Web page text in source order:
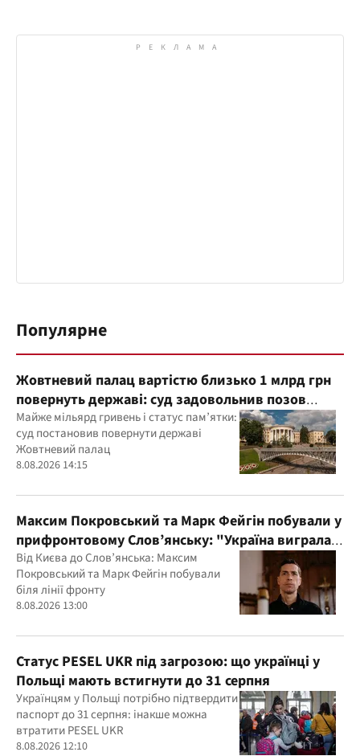
Популярне
Жовтневий палац вартістю близько 1 млрд грн
повернуть державі: суд задовольнив позов
прокуратури
Майже мільярд гривень і статус пам’ятки:
суд постановив повернути державі
Жовтневий палац
8.08.2026 14:15
Максим Покровський та Марк Фейгін побували у
прифронтовому Слов’янську: "Україна виграла
цю війну"
Від Києва до Слов’янська: Максим
Покровський та Марк Фейгін побували
біля лінії фронту
8.08.2026 13:00
Статус PESEL UKR під загрозою: що українці у
Польщі мають встигнути до 31 серпня
Українцям у Польщі потрібно підтвердити
паспорт до 31 серпня: інакше можна
втратити PESEL UKR
8.08.2026 12:10